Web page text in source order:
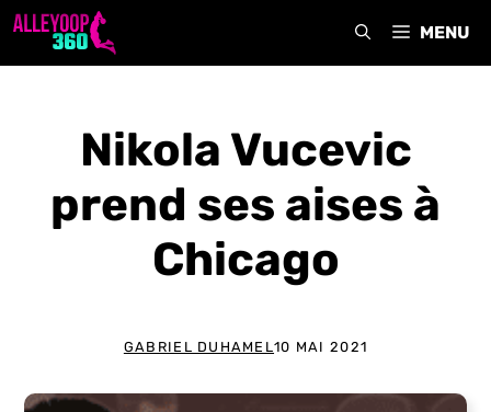
Aller
MENU
Nikola Vucevic
prend ses aises à
Chicago
GABRIEL DUHAMEL10 MAI 2021